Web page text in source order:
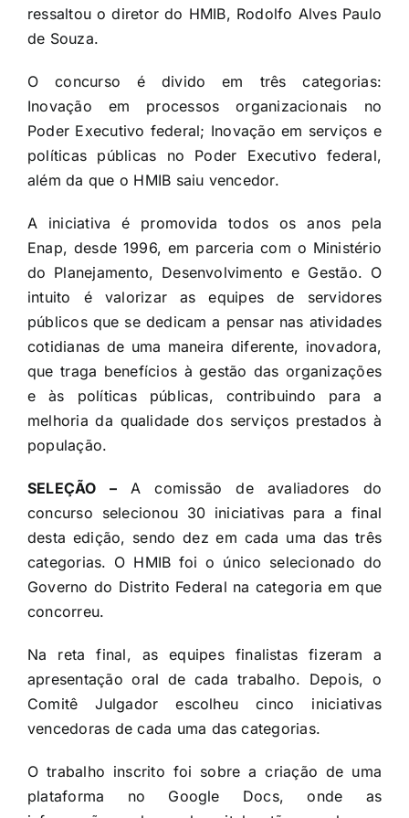
ressaltou o diretor do HMIB, Rodolfo Alves Paulo
de Souza.
O concurso é divido em três categorias:
Inovação em processos organizacionais no
Poder Executivo federal; Inovação em serviços e
políticas públicas no Poder Executivo federal,
além da que o HMIB saiu vencedor.
A iniciativa é promovida todos os anos pela
Enap, desde 1996, em parceria com o Ministério
do Planejamento, Desenvolvimento e Gestão. O
intuito é valorizar as equipes de servidores
públicos que se dedicam a pensar nas atividades
cotidianas de uma maneira diferente, inovadora,
que traga benefícios à gestão das organizações
e às políticas públicas, contribuindo para a
melhoria da qualidade dos serviços prestados à
população.
SELEÇÃO –A comissão de avaliadores do
concurso selecionou 30 iniciativas para a final
desta edição, sendo dez em cada uma das três
categorias. O HMIB foi o único selecionado do
Governo do Distrito Federal na categoria em que
concorreu.
Na reta final, as equipes finalistas fizeram a
apresentação oral de cada trabalho. Depois, o
Comitê Julgador escolheu cinco iniciativas
vencedoras de cada uma das categorias.
O trabalho inscrito foi sobre a criação de uma
plataforma no Google Docs, onde as